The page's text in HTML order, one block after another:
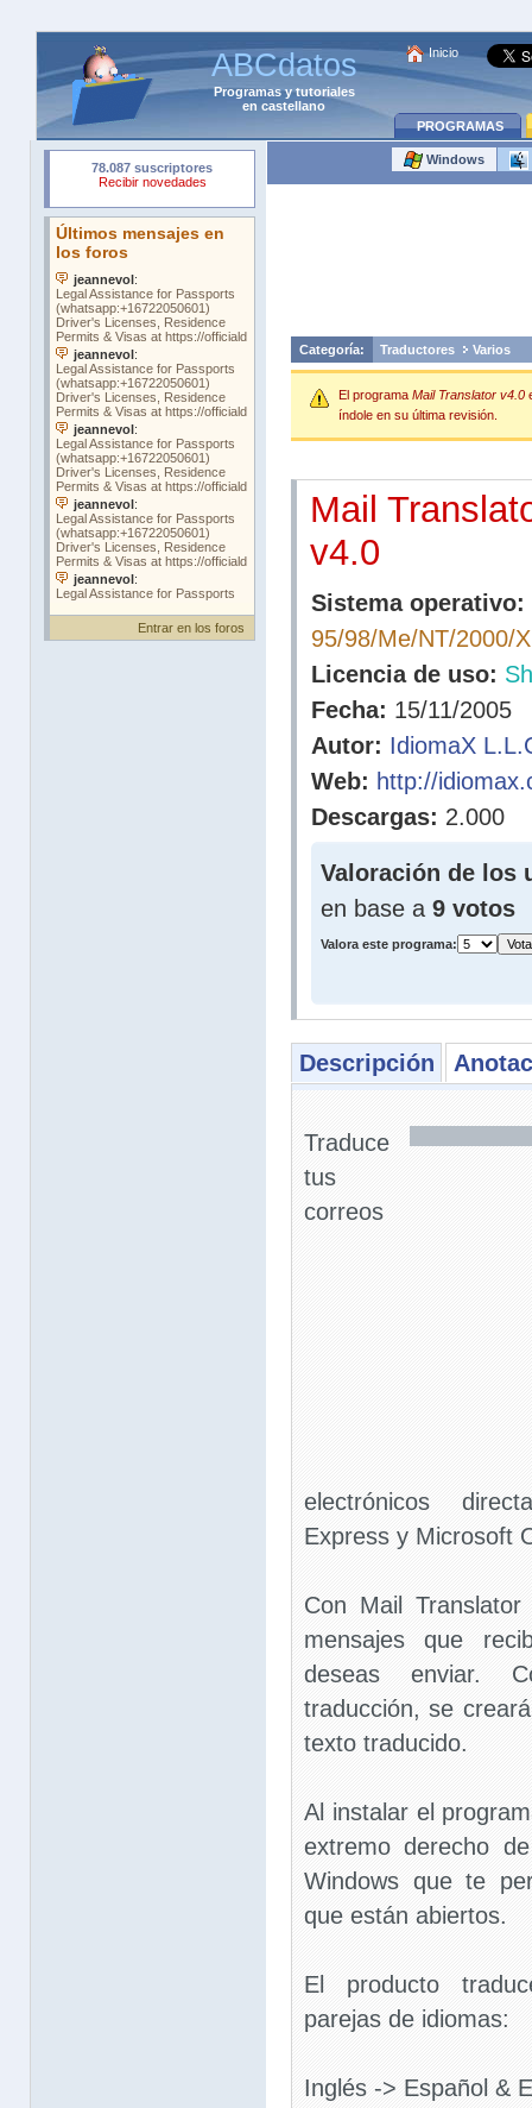
ABCdatos
Programasytutoriales
en castellano
Inicio
PROGRAMAS
Entrar en los foros
Windows
Categoría: Traductores Varios
El programa Mail Translator v4.0
índole en su última revisión.
Mail
v4.0
Sistema operativo:
95/98/Me/NT/2000/
Licencia de uso:
Fecha: 15/11/2005
Autor: IdiomaX
Web: http://
Descargas: 2.000
Valoración de los
en base a 9 votos
Valora este programa:
Descripción
Traduce
tus
correos
electrónicos
Express y Microsoft
Con Mail
mensajes que
deseas enviar.
traducción, se
texto traducido.
Al instalar el
extremo derecho
Windows que te
que están abiertos.
El producto
parejas de idiomas:
Inglés -> Español &